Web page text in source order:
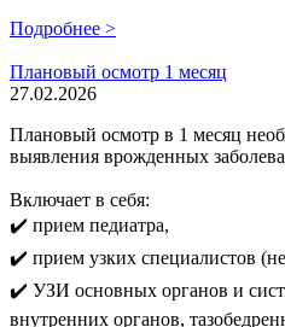
Подробнее >
Плановый осмотр 1 месяц
27.02.2026
Плановый осмотр в 1 месяц
выявления врожденных
Включает в себя:
✔️ прием педиатра,
✔️ прием узких специалистов
✔️ УЗИ основных органов и
внутренних органов,